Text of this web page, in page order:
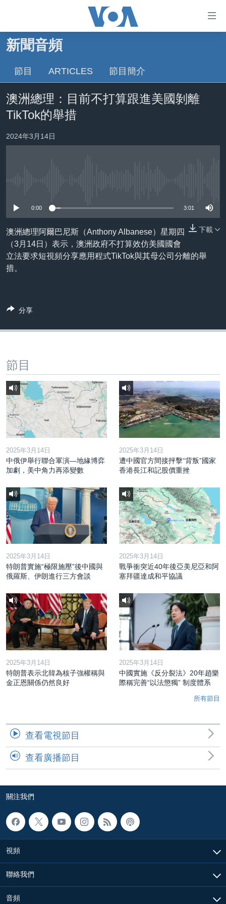
礙
鏈
轉
到
容
跳
轉
到
索
主頁
美國大選2024
台灣
海外港人
中國
國際
經貿
視頻
VOA 60秒 (國際)
YOUTUBE頻道
時事經緯
港人港心
美國透視
建國史話
廣播節目表
國語
其他語言網站
新聞音頻
節目 ARTICLES 節目簡介
澳洲總理：目前不打算跟進美國剝離
TikTok的舉措
2024年3月14日
0:00 3:01
下載
澳洲總理阿爾巴尼斯（Anthony Albanese）星期四
（3月14日）表示，澳洲政府不打算效仿美國國會
立法要求短視頻分享應用程式TikTok與其母公司分離的舉
措。
分享
節目
2025年3月14日
中俄伊舉行聯合軍演—地緣博弈
加劇，美中角力再添變數
2025年3月14日
遭中國官方間接抨擊“背叛”國家
香港長江和記股價重挫
2025年3月14日
特朗普實施“極限施壓”後中國與
俄羅斯、伊朗進行三方會談
2025年3月14日
戰爭衝突近40年後亞美尼亞和阿
塞拜疆達成和平協議
2025年3月14日
特朗普表示北韓為核子強權稱與
金正恩關係仍然良好
2025年3月14日
中國實施《反分裂法》20年趙樂
際稱完善“以法懲獨” 制度體系
所有節目
查看電視節目
查看廣播節目
關注我們
視頻
聯絡我們
音頻